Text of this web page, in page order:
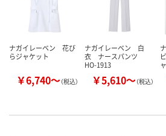
カゴへ
ナガイレーベン 花び
らジャケット
￥6,740～（税込）
ナガイレーベン 白
衣 ナースパンツ
HO-1913
￥5,610～（税込）